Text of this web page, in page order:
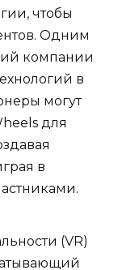
чтобы
Одним
компании
в
могут
для
в
(VR)